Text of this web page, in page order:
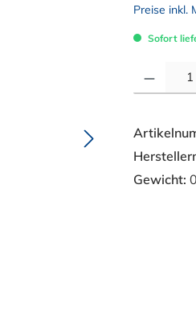
Preise inkl.
Sofort
Gewicht: